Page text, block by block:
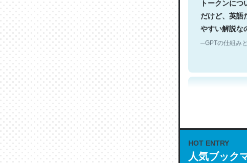
だけど、英
やすい解説な
─GPTの仕組み
HOT ENTRY
人気ブック